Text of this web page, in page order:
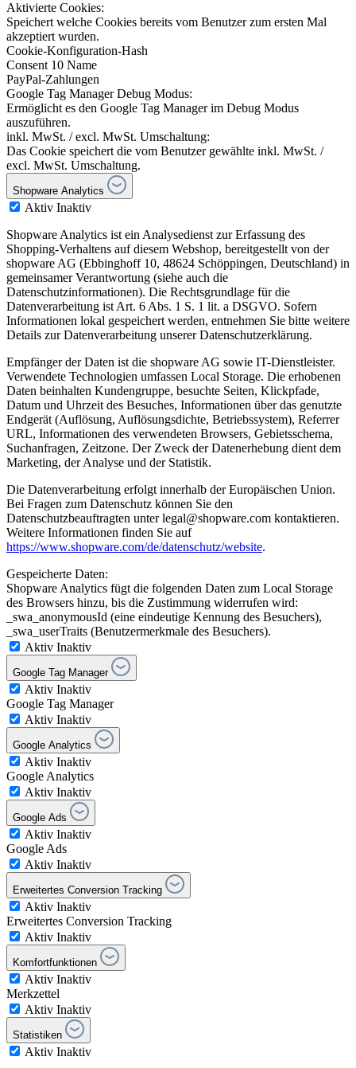
Aktivierte Cookies:
Speichert welche Cookies bereits vom Benutzer zum ersten Mal
akzeptiert wurden.
Cookie-Konfiguration-Hash
Consent 10 Name
PayPal-Zahlungen
Google Tag Manager Debug Modus:
Ermöglicht es den Google Tag Manager im Debug Modus
auszuführen.
inkl. MwSt. / excl. MwSt. Umschaltung:
Das Cookie speichert die vom Benutzer gewählte inkl. MwSt. /
excl. MwSt. Umschaltung.
Shopware Analytics
Aktiv Inaktiv
Shopware Analytics ist ein Analysedienst zur Erfassung des
Shopping-Verhaltens auf diesem Webshop, bereitgestellt von der
shopware AG (Ebbinghoff 10, 48624 Schöppingen, Deutschland) in
gemeinsamer Verantwortung (siehe auch die
Datenschutzinformationen). Die Rechtsgrundlage für die
Datenverarbeitung ist Art. 6 Abs. 1 S. 1 lit. a DSGVO. Sofern
Informationen lokal gespeichert werden, entnehmen Sie bitte weitere
Details zur Datenverarbeitung unserer Datenschutzerklärung.
Empfänger der Daten ist die shopware AG sowie IT-Dienstleister.
Verwendete Technologien umfassen Local Storage. Die erhobenen
Daten beinhalten Kundengruppe, besuchte Seiten, Klickpfade,
Datum und Uhrzeit des Besuches, Informationen über das genutzte
Endgerät (Auflösung, Auflösungsdichte, Betriebssystem), Referrer
URL, Informationen des verwendeten Browsers, Gebietsschema,
Suchanfragen, Zeitzone. Der Zweck der Datenerhebung dient dem
Marketing, der Analyse und der Statistik.
Die Datenverarbeitung erfolgt innerhalb der Europäischen Union.
Bei Fragen zum Datenschutz können Sie den
Datenschutzbeauftragten unter legal@shopware.com kontaktieren.
Weitere Informationen finden Sie auf
https://www.shopware.com/de/datenschutz/website.
Gespeicherte Daten:
Shopware Analytics fügt die folgenden Daten zum Local Storage
des Browsers hinzu, bis die Zustimmung widerrufen wird:
_swa_anonymousId (eine eindeutige Kennung des Besuchers),
_swa_userTraits (Benutzermerkmale des Besuchers).
Aktiv Inaktiv
Google Tag Manager
Aktiv Inaktiv
Google Tag Manager
Aktiv Inaktiv
Google Analytics
Aktiv Inaktiv
Google Analytics
Aktiv Inaktiv
Google Ads
Aktiv Inaktiv
Google Ads
Aktiv Inaktiv
Erweitertes Conversion Tracking
Aktiv Inaktiv
Erweitertes Conversion Tracking
Aktiv Inaktiv
Komfortfunktionen
Aktiv Inaktiv
Merkzettel
Aktiv Inaktiv
Statistiken
Aktiv Inaktiv